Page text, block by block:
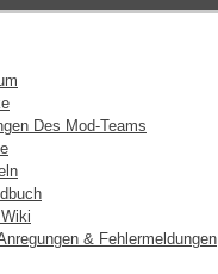
Des Mod-Teams
& Fehlermeldungen